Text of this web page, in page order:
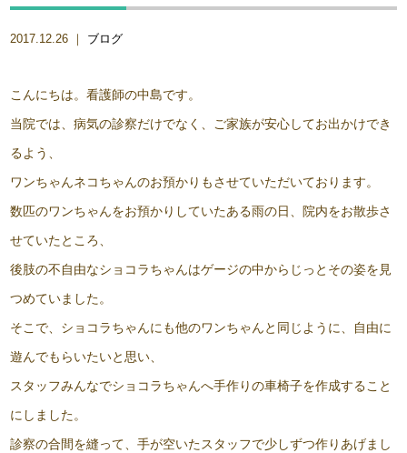
2017.12.26 ｜ ブログ
こんにちは。看護師の中島です。
当院では、病気の診察だけでなく、ご家族が安心してお出かけでき
るよう、
ワンちゃんネコちゃんのお預かりもさせていただいております。
数匹のワンちゃんをお預かりしていたある雨の日、院内をお散歩さ
せていたところ、
後肢の不自由なショコラちゃんはゲージの中からじっとその姿を見
つめていました。
そこで、ショコラちゃんにも他のワンちゃんと同じように、自由に
遊んでもらいたいと思い、
スタッフみんなでショコラちゃんへ手作りの車椅子を作成すること
にしました。
診察の合間を縫って、手が空いたスタッフで少しずつ作りあげまし